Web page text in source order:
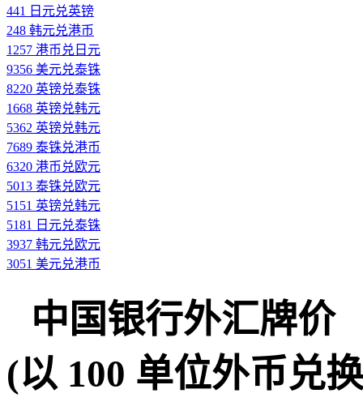
441 日元兑英镑
248 韩元兑港币
1257 港币兑日元
9356 美元兑泰铢
8220 英镑兑泰铢
1668 英镑兑韩元
5362 英镑兑韩元
7689 泰铢兑港币
6320 港币兑欧元
5013 泰铢兑欧元
5151 英镑兑韩元
5181 日元兑泰铢
3937 韩元兑欧元
3051 美元兑港币
中国银行外汇牌价
(以 100 单位外币兑